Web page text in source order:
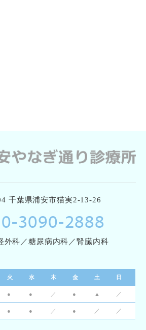
千葉県浦安市猫実2-13-26
3090-2888
外科／糖尿病内科／腎臓内科
火 水 木 金 土 日
● ● ／ ● ▲ ／
● ● ／ ● ／ ／